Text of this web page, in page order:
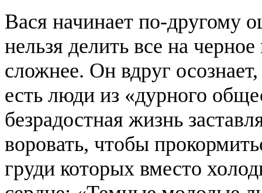
Вася начинает по-другому
нельзя делить все на
сложнее. Он вдруг
есть люди из «дурного
безрадостная жизнь
воровать, чтобы
груди которых вместо